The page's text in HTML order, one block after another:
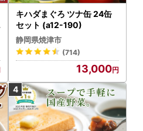
キハダまぐろ ツナ缶 24缶
セット (a12-190)
静岡県焼津市
(714)
13,000